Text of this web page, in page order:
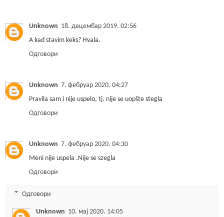
Unknown 18. децембар 2019. 02:56
A kad stavim keks? Hvala.
Одговори
Unknown 7. фебруар 2020. 04:27
Pravila sam i nije uspelo, tj. nije se uopšte stegla
Одговори
Unknown 7. фебруар 2020. 04:30
Meni nije uspela .Nije se szegla
Одговори
Одговори
Unknown 10. мај 2020. 14:05